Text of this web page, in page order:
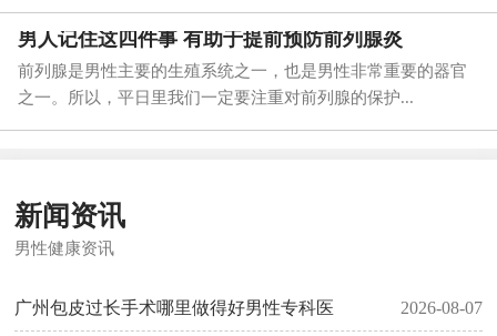
男人记住这四件事 有助于提前预防前列腺炎
前列腺是男性主要的生殖系统之一，也是男性非常重要的器官
之一。所以，平日里我们一定要注重对前列腺的保护...
新闻资讯
男性健康资讯
广州包皮过长手术哪里做得好男性专科医 2026-08-07